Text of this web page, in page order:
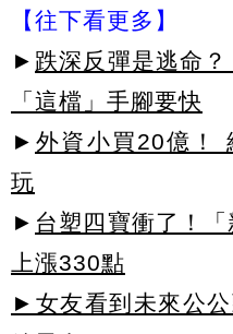
【往下看更多】
► 跌深反彈是逃命
「這檔」手腳要快
► 外資小買20億！
玩
► 台塑四寶衝了！
上漲330點
►女友看到未來公